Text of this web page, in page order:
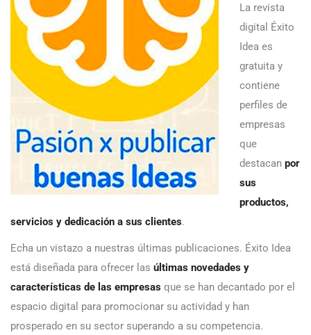
La revista
digital Éxito
Idea es
gratuita y
contiene
perfiles de
empresas
que
destacan por
sus
productos,
servicios y dedicación a sus clientes.
Echa un vistazo a nuestras últimas publicaciones. Éxito Idea
está diseñada para ofrecer las últimas novedades y
características de las empresas que se han decantado por el
espacio digital para promocionar su actividad y han
prosperado en su sector superando a su competencia.